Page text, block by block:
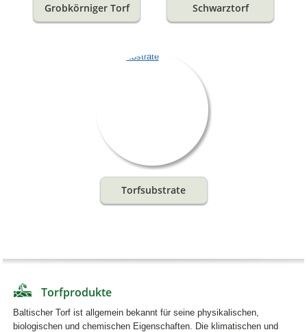
Grobkörniger Torf Schwarztorf
Torfsubstrate
Torfprodukte
Baltischer Torf ist allgemein bekannt für seine physikalischen,
biologischen und chemischen Eigenschaften. Die klimatischen und